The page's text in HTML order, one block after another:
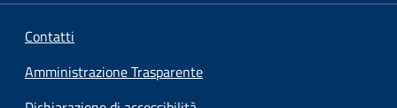
Contatti
Amministrazione Trasparente